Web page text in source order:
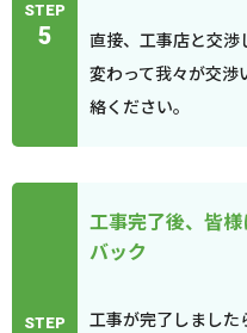
STEP
5
直接、工事店と交渉
変わって我々が交渉
絡ください。
STEP
工事完了後、皆
バック
工事が完了しました